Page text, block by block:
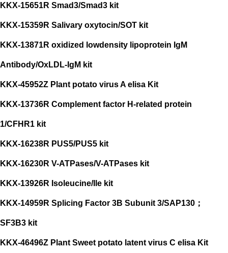
KKX-15651R Smad3/Smad3 kit
KKX-15359R Salivary oxytocin/SOT kit
KKX-13871R oxidized lowdensity lipoprotein IgM
Antibody/OxLDL-IgM kit
KKX-45952Z Plant potato virus A elisa Kit
KKX-13736R Complement factor H-related protein
1/CFHR1 kit
KKX-16238R PUS5/PUS5 kit
KKX-16230R V-ATPases/V-ATPases kit
KKX-13926R Isoleucine/Ile kit
KKX-14959R Splicing Factor 3B Subunit 3/SAP130；
SF3B3 kit
KKX-46496Z Plant Sweet potato latent virus C elisa Kit